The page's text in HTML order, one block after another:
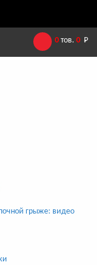
0 тов. 0 Р
грыже: видео